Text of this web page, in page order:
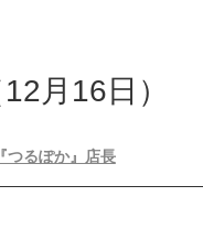
月16日）
つるぽか』店長